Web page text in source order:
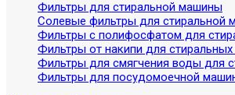
Фильтры для стиральной машины
Солевые фильтры для стиральной
Фильтры с полифосфатом для
Фильтры от накипи для
Фильтры для смягчения воды для
Фильтры для посудомоечной